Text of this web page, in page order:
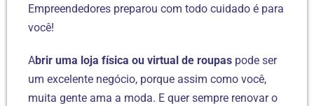
Empreendedores preparou com todo cuidado é para
você!
Abrir uma loja física ou virtual de roupas pode ser
um excelente negócio, porque assim como você,
muita gente ama a moda. E quer sempre renovar o